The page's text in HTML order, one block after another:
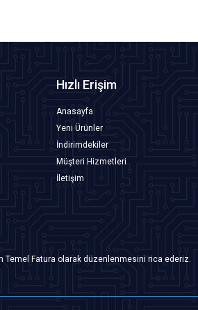
Hızlı Erişim
Anasayfa
Yeni Ürünler
İndirimdekiler
Müşteri Hizmetleri
İletişim
Temel Fatura olarak düzenlenmesini rica ederiz.